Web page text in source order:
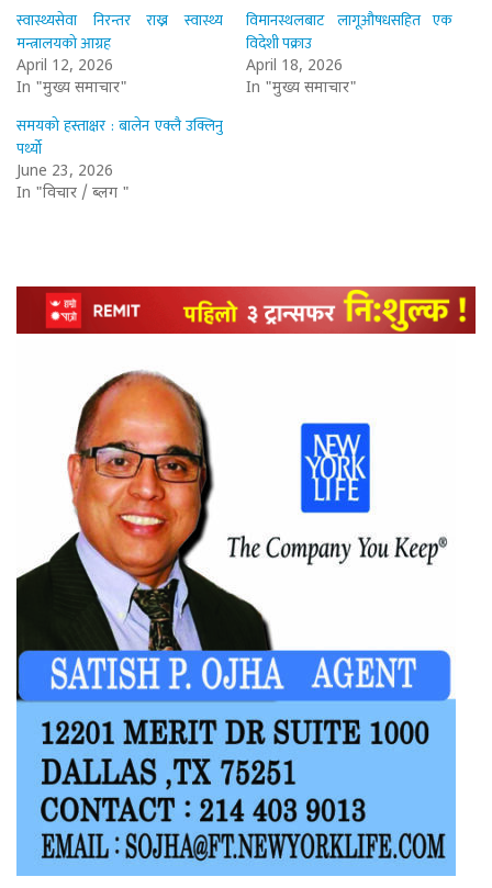
स्वास्थ्यसेवा निरन्तर राख्न स्वास्थ्य
मन्त्रालयको आग्रह
April 12, 2026
In "मुख्य समाचार"
विमानस्थलबाट लागूऔषधसहित एक
विदेशी पक्राउ
April 18, 2026
In "मुख्य समाचार"
समयको हस्ताक्षर : बालेन एक्लै उक्लिनु
पर्थ्यो
June 23, 2026
In "विचार / ब्लग "